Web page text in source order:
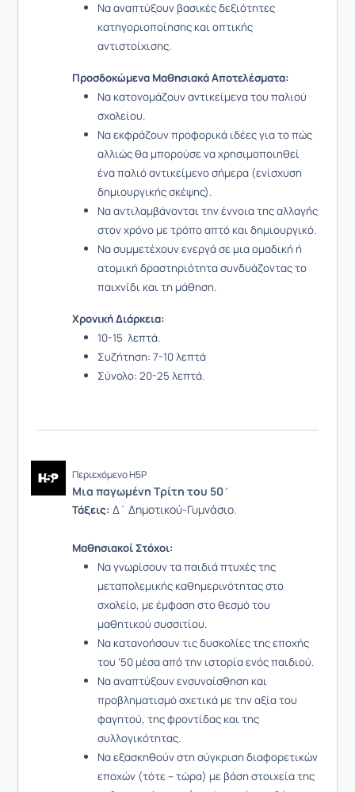
Να αναπτύξουν βασικές δεξιότητες
κατηγοριοποίησης και οπτικής
αντιστοίχισης.
Προσδοκώμενα Μαθησιακά Αποτελέσματα:
Να κατονομάζουν αντικείμενα του παλιού
σχολείου.
Να εκφράζουν προφορικά ιδέες για το πώς
αλλιώς θα μπορούσε να χρησιμοποιηθεί
ένα παλιό αντικείμενο σήμερα (ενίσχυση
δημιουργικής σκέψης).
Να αντιλαμβάνονται την έννοια της αλλαγής
στον χρόνο με τρόπο απτό και δημιουργικό.
Να συμμετέχουν ενεργά σε μια ομαδική ή
ατομική δραστηριότητα συνδυάζοντας το
παιχνίδι και τη μάθηση.
Χρονική Διάρκεια:
10-15 λεπτά.
Συζήτηση: 7-10 λεπτά
Σύνολο: 20-25 λεπτά.
Περιεχόμενο H5P
Μια παγωμένη Τρίτη του 50΄
Τάξεις: Δ΄ Δημοτικού-Γυμνάσιο.
Μαθησιακοί Στόχοι:
Να γνωρίσουν τα παιδιά πτυχές της
μεταπολεμικής καθημερινότητας στο
σχολείο, με έμφαση στο θεσμό του
μαθητικού συσσιτίου.
Να κατανοήσουν τις δυσκολίες της εποχής
του ’50 μέσα από την ιστορία ενός παιδιού.
Να αναπτύξουν ενσυναίσθηση και
προβληματισμό σχετικά με την αξία του
φαγητού, της φροντίδας και της
συλλογικότητας.
Να εξασκηθούν στη σύγκριση διαφορετικών
εποχών (τότε – τώρα) με βάση στοιχεία της